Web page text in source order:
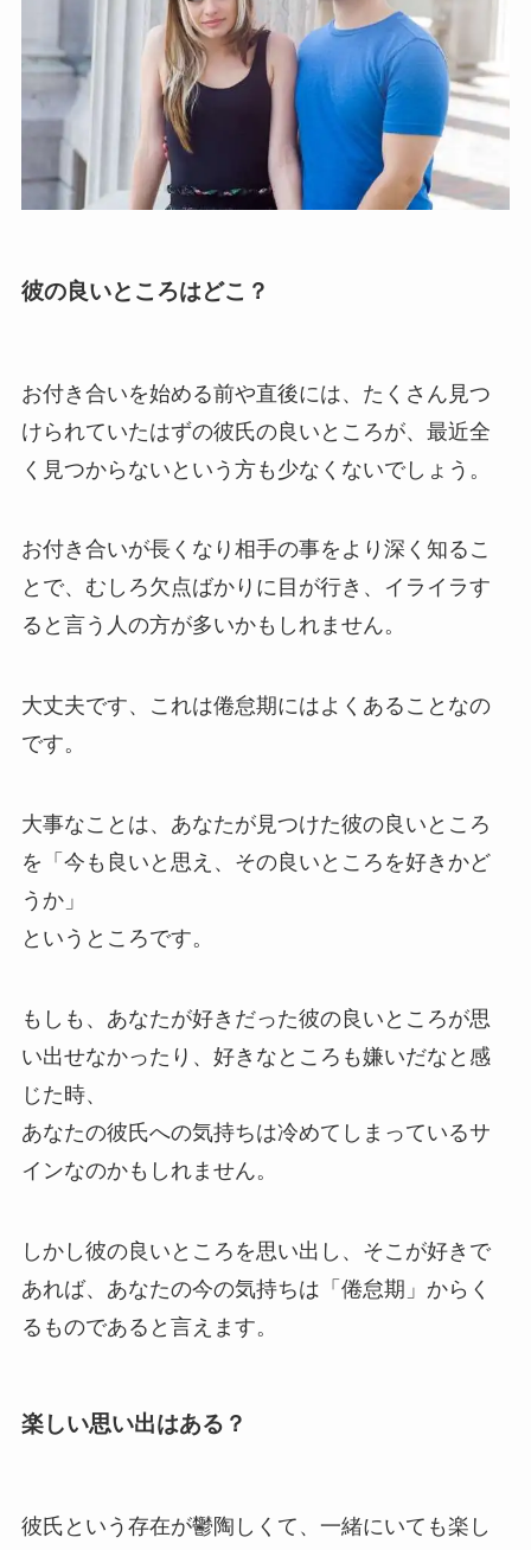
彼の良いところはどこ？
お付き合いを始める前や直後には、たくさん見つ
けられていたはずの彼氏の良いところが、最近全
く見つからないという方も少なくないでしょう。
お付き合いが長くなり相手の事をより深く知るこ
とで、むしろ欠点ばかりに目が行き、イライラす
ると言う人の方が多いかもしれません。
大丈夫です、これは倦怠期にはよくあることなの
です。
大事なことは、あなたが見つけた彼の良いところ
を「今も良いと思え、その良いところを好きかど
うか」
というところです。
もしも、あなたが好きだった彼の良いところが思
い出せなかったり、好きなところも嫌いだなと感
じた時、
あなたの彼氏への気持ちは冷めてしまっているサ
インなのかもしれません。
しかし彼の良いところを思い出し、そこが好きで
あれば、あなたの今の気持ちは「倦怠期」からく
るものであると言えます。
楽しい思い出はある？
彼氏という存在が鬱陶しくて、一緒にいても楽し